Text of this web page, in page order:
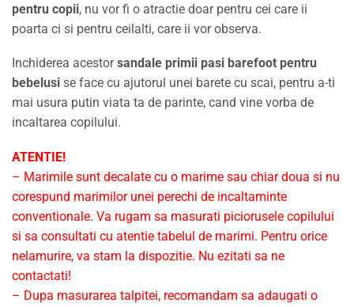
pentru copii, nu vor fi o atractie doar pentru cei care ii
poarta ci si pentru ceilalti, care ii vor observa.
Inchiderea acestorsandale primii pasi barefoot pentru
bebelusi se face cu ajutorul unei barete cu scai, pentru a-ti
mai usura putin viata ta de parinte, cand vine vorba de
incaltarea copilului.
ATENTIE!
– Marimile sunt decalate cu o marime sau chiar doua si nu
corespund marimilor unei perechi de incaltaminte
conventionale. Va rugam sa masurati piciorusele copilului
si sa consultati cu atentie tabelul de marimi. Pentru orice
nelamurire, va stam la dispozitie. Nu ezitati sa ne
contactati!
– Dupa masurarea talpitei, recomandam sa adaugati o